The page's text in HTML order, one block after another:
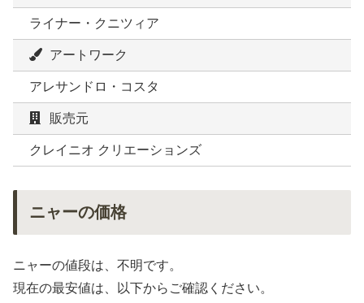
ライナー・クニツィア
アートワーク
アレサンドロ・コスタ
販売元
クレイニオ クリエーションズ
ニャーの価格
ニャーの値段は、不明です。
現在の最安値は、以下からご確認ください。